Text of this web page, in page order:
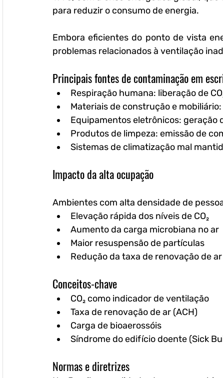
para reduzir o consumo de energia.
Embora eficientes do ponto de vista
problemas relacionados à ventilação
Principais fontes de contaminação em
Respiração humana: liberação de
Materiais de construção e mobiliário
Equipamentos eletrônicos: geração
Produtos de limpeza: emissão de
Sistemas de climatização mal
Impacto da alta ocupação
Ambientes com alta densidade de
Elevação rápida dos níveis de CO₂
Aumento da carga microbiana no ar
Maior resuspensão de partículas
Redução da taxa de renovação de
Conceitos-chave
CO₂ como indicador de ventilação
Taxa de renovação de ar (ACH)
Carga de bioaerossóis
Síndrome do edifício doente (Sick
Normas e diretrizes